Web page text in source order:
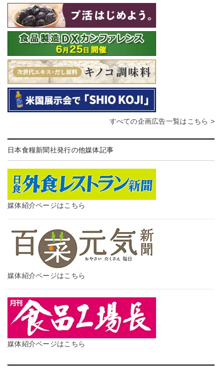
すべての企画広告一覧はこちら >
日本食糧新聞社発行の他媒体記事
媒体紹介ページはこちら
媒体紹介ページはこちら
媒体紹介ページはこちら